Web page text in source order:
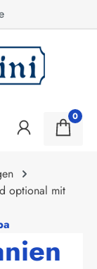
0
optional mit